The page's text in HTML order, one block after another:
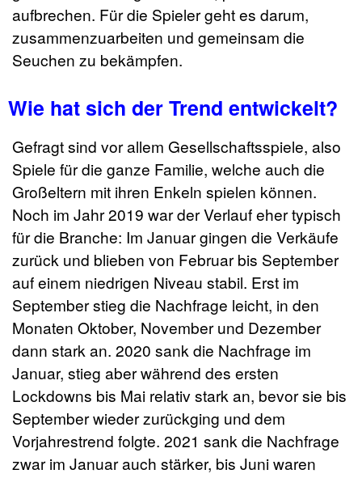
aufbrechen. Für die Spieler geht es darum,
zusammenzuarbeiten und gemeinsam die
Seuchen zu bekämpfen.
Wie hat sich der Trend entwickelt?
Gefragt sind vor allem Gesellschaftsspiele, also
Spiele für die ganze Familie, welche auch die
Großeltern mit ihren Enkeln spielen können.
Noch im Jahr 2019 war der Verlauf eher typisch
für die Branche: Im Januar gingen die Verkäufe
zurück und blieben von Februar bis September
auf einem niedrigen Niveau stabil. Erst im
September stieg die Nachfrage leicht, in den
Monaten Oktober, November und Dezember
dann stark an. 2020 sank die Nachfrage im
Januar, stieg aber während des ersten
Lockdowns bis Mai relativ stark an, bevor sie bis
September wieder zurückging und dem
Vorjahrestrend folgte. 2021 sank die Nachfrage
zwar im Januar auch stärker, bis Juni waren